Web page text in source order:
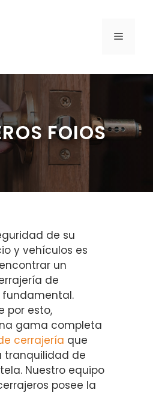
MENÚ
FOIOS
de su
y vehículos es
un
de
por esto,
gama completa
cerrajería que
tranquilidad de
Nuestro equipo
posee la